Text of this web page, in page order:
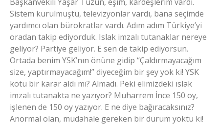
Başkanvekili Yaşar Tüzün, eşim, kardeşlerim vardı.
Sistem kurulmuştu, televizyonlar vardı, bana seçimde
yardımcı olan bürokratlar vardı. Adım adım Türkiye’yi
oradan takip ediyorduk. Islak imzalı tutanaklar nereye
geliyor? Partiye geliyor. E sen de takip ediyorsun.
Ortada benim YSK’nın önüne gidip “Çaldırmayacağım
size, yaptırmayacağım!” diyeceğim bir şey yok ki! YSK
kötü bir karar aldı mı? Almadı. Peki elimizdeki ıslak
imzalı tutanakta ne yazıyor? Muharrem İnce 150 oy,
işlenen de 150 oy yazıyor. E ne diye bağıracaksınız?
Anormal olan, müdahale gereken bir durum yoktu ki!